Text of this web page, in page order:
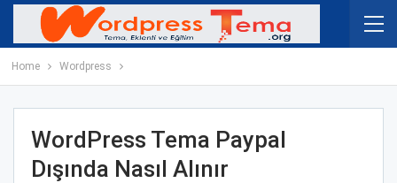
Home Wordpress
WordPress Tema Paypal
Dışında Nasıl Alınır